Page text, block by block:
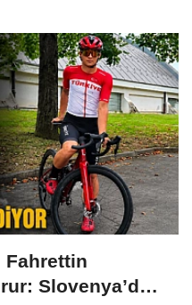
Fahrettin
Slovenya’da